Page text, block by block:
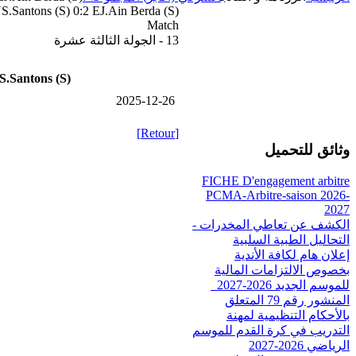
(S) 0:2 EJ.Ain Berda (S)
Match
13 - الجولة الثالثة عشرة
(S)
2025-12-26
[Retour]
وثائق للتحميل
FICHE D'engagement arbitre
PCMA-Arbitre-saison 2026-
2027
الكشف عن تعاطي المخدرات -
التحاليل الطبية السلبية
إعلان هام لكافة الأندية
بخصوص الالتزامات المالية
للموسم الجديد 2026-2027_
المنشور رقم 79 المتعلق
بالأحكام التنظيمية لمهنة
التدريب في كرة القدم للموسم
الرياضي 2026-2027